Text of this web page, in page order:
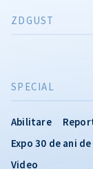
SPECIAL
Abilitare
Expo 30 de ani
Video
ZDGUST